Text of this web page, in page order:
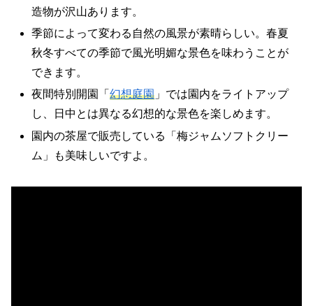
造物が沢山あります。
季節によって変わる自然の風景が素晴らしい。春夏
秋冬すべての季節で風光明媚な景色を味わうことが
できます。
夜間特別開園「幻想庭園 」では園内をライトアップ
し、日中とは異なる幻想的な景色を楽しめます。
園内の茶屋で販売している「梅ジャムソフトクリー
ム」も美味しいですよ。